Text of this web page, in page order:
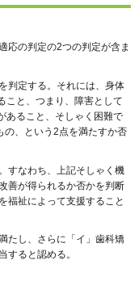
応の判定の2つの判定が含ま
判定する。それには、身体
こと、つまり、障害として
あること、そしゃく困難で
の、という2点を満たすか否
すなわち、上記そしゃく機
善が得られるか否かを判断
福祉によって支援すること
たし、さらに「イ」歯科矯
すると認める。